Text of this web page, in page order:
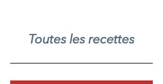
Toutes les recettes